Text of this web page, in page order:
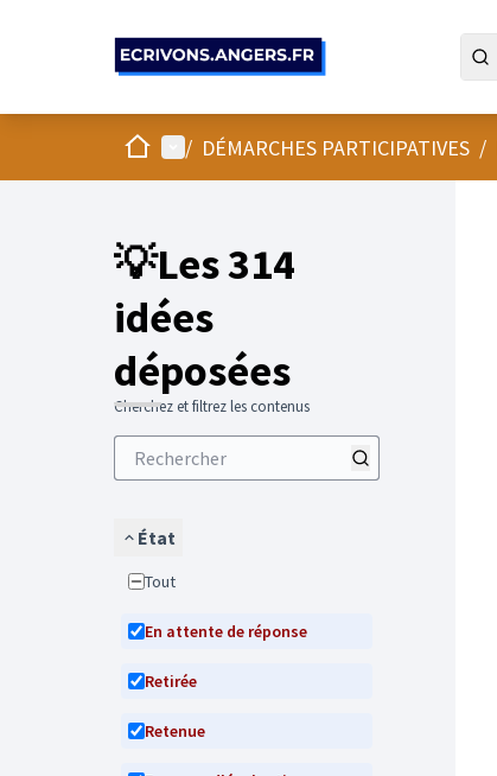
AccueilMenu principal
/ DÉMARCHES PARTICIPATIVES /
💡Les 314
idées
déposées
Cherchez et filtrez les contenus
État
Tout
En attente de réponse
Retirée
Retenue